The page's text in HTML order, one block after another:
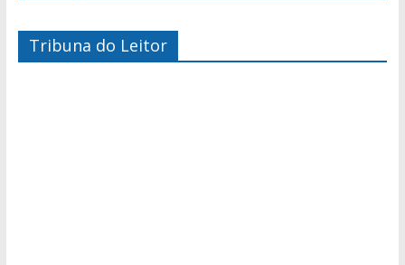
Tribuna do Leitor